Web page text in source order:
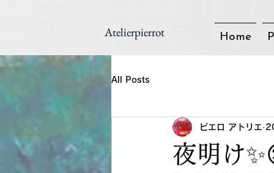
Atelierpierrot Home
All Posts
夜明け
ピエロ アトリエ